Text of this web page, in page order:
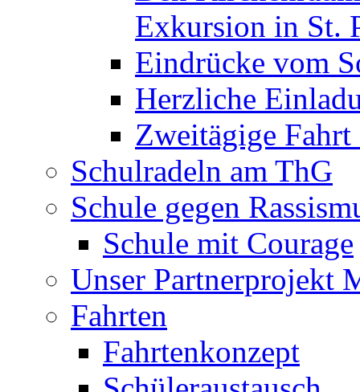
Exkursion in St.
Eindrücke vom
Herzliche
Zweitägige
Schulradeln am ThG
Schule gegen
Schule mit Courage
Unser Partnerprojekt
Fahrten
Fahrtenkonzept